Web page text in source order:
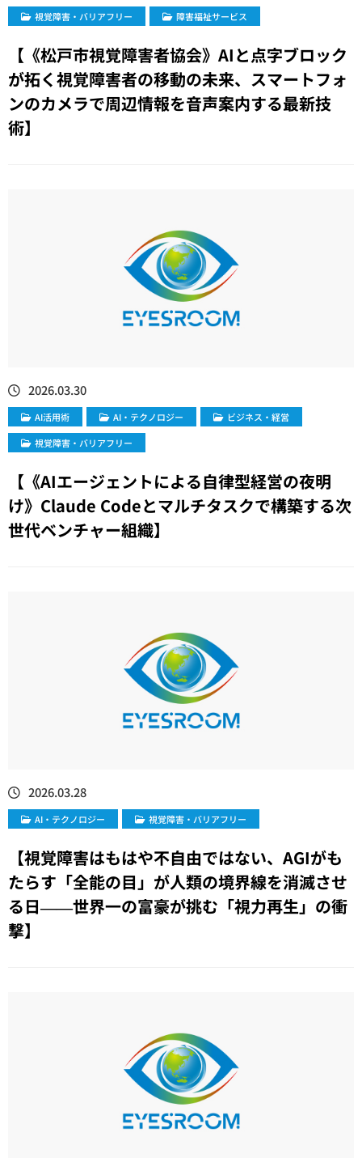
視覚障害・バリアフリー
障害福祉サービス
【《松戸市視覚障害者協会》AIと点字ブロック
が拓く視覚障害者の移動の未来、スマートフォ
ンのカメラで周辺情報を音声案内する最新技
術】
2026.03.30
AI活用術 ​AI・テクノロジー
ビジネス・経営
視覚障害・バリアフリー
【《AIエージェントによる自律型経営の夜明
け》Claude Codeとマルチタスクで構築する次
世代ベンチャー組織】
2026.03.28
​AI・テクノロジー 視覚障害・バリアフリー
【視覚障害はもはや不自由ではない、AGIがも
たらす「全能の目」が人類の境界線を消滅させ
る日——世界一の富豪が挑む「視力再生」の衝
撃】